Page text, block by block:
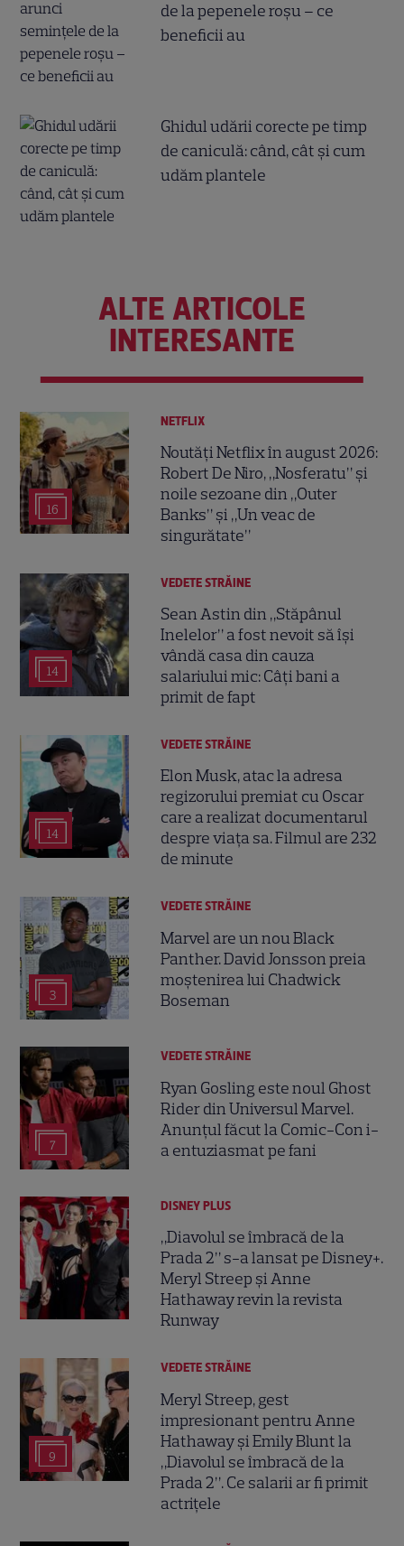
de la pepenele roșu – ce
beneficii au
Ghidul udării corecte pe timp
de caniculă: când, cât şi cum
udăm plantele
ALTE ARTICOLE
INTERESANTE
16
NETFLIX
Noutăți Netflix în august 2026:
Robert De Niro, „Nosferatu” și
noile sezoane din „Outer
Banks” și „Un veac de
singurătate”
14
VEDETE STRĂINE
Sean Astin din „Stăpânul
Inelelor” a fost nevoit să își
vândă casa din cauza
salariului mic: Câți bani a
primit de fapt
14
VEDETE STRĂINE
Elon Musk, atac la adresa
regizorului premiat cu Oscar
care a realizat documentarul
despre viața sa. Filmul are 232
de minute
3
VEDETE STRĂINE
Marvel are un nou Black
Panther. David Jonsson preia
moștenirea lui Chadwick
Boseman
7
VEDETE STRĂINE
Ryan Gosling este noul Ghost
Rider din Universul Marvel.
Anunțul făcut la Comic-Con i-
a entuziasmat pe fani
DISNEY PLUS
„Diavolul se îmbracă de la
Prada 2” s-a lansat pe Disney+.
Meryl Streep și Anne
Hathaway revin la revista
Runway
9
VEDETE STRĂINE
Meryl Streep, gest
impresionant pentru Anne
Hathaway și Emily Blunt la
„Diavolul se îmbracă de la
Prada 2”. Ce salarii ar fi primit
actrițele